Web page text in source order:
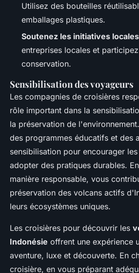
Utilisez des bouteilles
emballages plastiques.
Soutenez les initiatives locales
entreprises locales et
conservation.
Sensibilisation des voyageurs
Les compagnies de croisières
rôle important dans la
la préservation de
des programmes éducatifs et des
sensibilisation pour encourager
adopter des pratiques durables.
manière responsable, vous
préservation des volcans actifs
leurs écosystèmes uniques.
Les croisières pour découvrir les
Indonésie offrent une expérience
aventure, luxe et découverte. En
croisière, en vous préparant